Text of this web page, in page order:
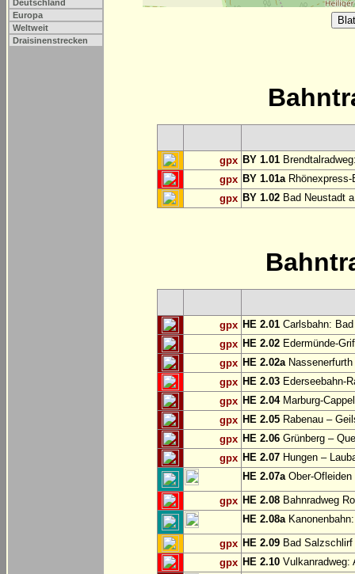
Deutschland
Europa
Weltweit
Draisinenstrecken
gpx BY 1.01
gpx BY 1.01aRhönexpress-
gpx BY 1.02 Bad Neustadt
gpx HE 2.01 Carlsbahn:
gpx HE 2.02 Edermünde-
gpx HE 2.02aNassenerfurth
gpx HE 2.03 Ederseebahn-
gpx HE 2.04Marburg-
gpx HE 2.05 Rabenau –
gpx HE 2.06 Grünberg –
gpx HE 2.07 Hungen –
HE 2.07aOber-Ofleiden
gpx HE 2.08 Bahnradweg
HE 2.08a
gpx HE 2.09 Bad
gpx HE 2.10 Vulkanradweg: